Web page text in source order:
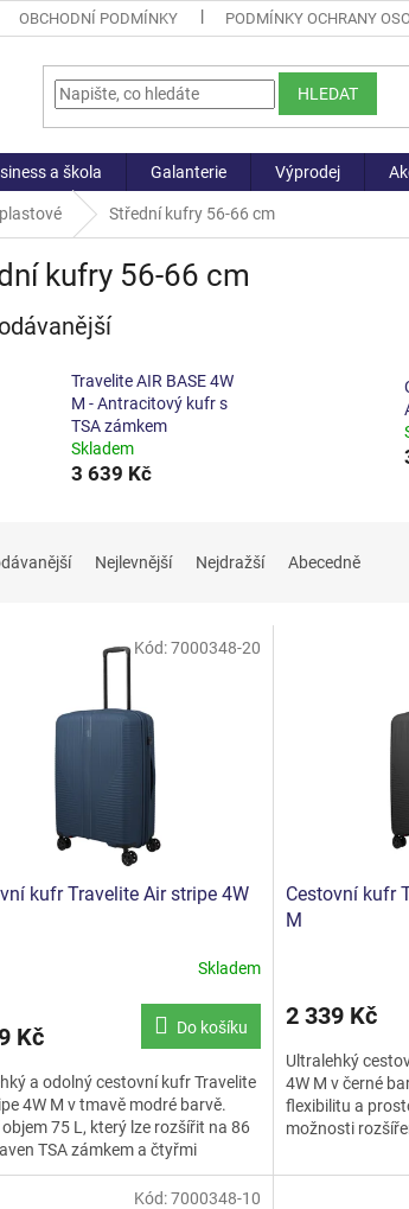
OBCHODNÍ PODMÍNKY PODMÍNKY OCHRANY
HLEDAT
a škola Galanterie Výprodej
Střední kufry 56-66 cm
kufry 56-66 cm
Travelite AIR BASE 4W
M - Antracitový kufr s
TSA zámkem
Skladem
3 639 Kč
Nejlevnější Nejdražší Abecedně
kufr Travelite Air stripe 4W
Skladem
Kč Do košíku
a odolný cestovní kufr Travelite
4W M v tmavě modré barvě.
75 L, který lze rozšířit na 86
TSA zámkem a čtyřmi
kolečky pro...
Kód:7000348-20
Cestovní kufr
M
2 339 Kč
Ultralehký
4W M v černé
flexibilitu a
možnosti
Kód:7000348-10